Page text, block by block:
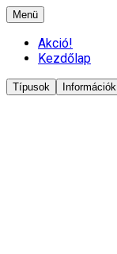
Menü
Akció!
Kezdőlap
Típusok Információk